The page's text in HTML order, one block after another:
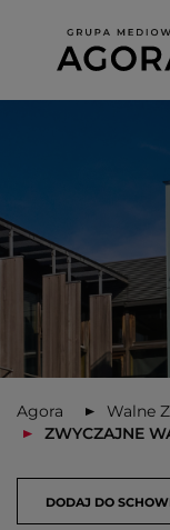
Agora
Walne
ZWYCZAJNE
DODAJ DO